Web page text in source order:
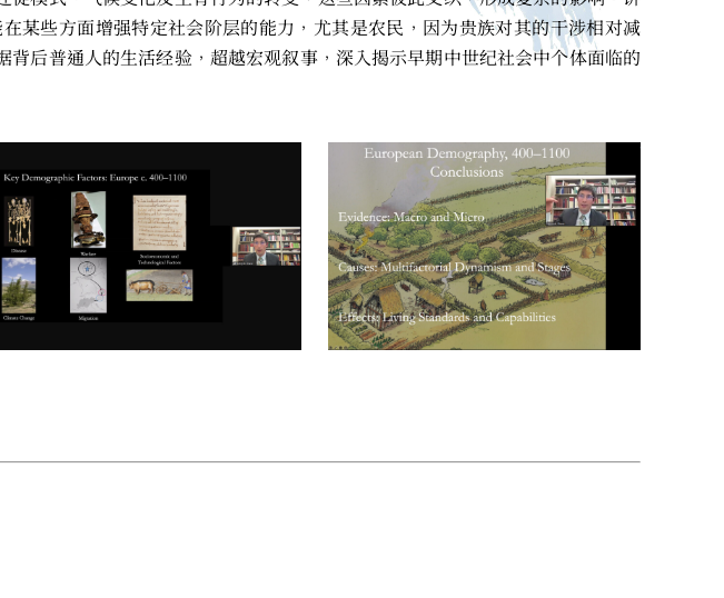
某些方面增强特定社会阶层的能力，尤其是农民，因为贵族对其的干涉相对减
后普通人的生活经验，超越宏观叙事，深入揭示早期中世纪社会中个体面临的